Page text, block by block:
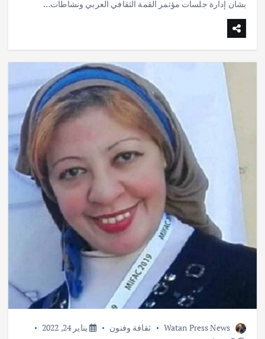
b
o
k
te
l
s
p
p
e
بشان إدارة جلسات مؤتمر القمة الثقافي العربي ونشاطات…
Watan Press News ثقافة وفنون
يناير 24, 2022